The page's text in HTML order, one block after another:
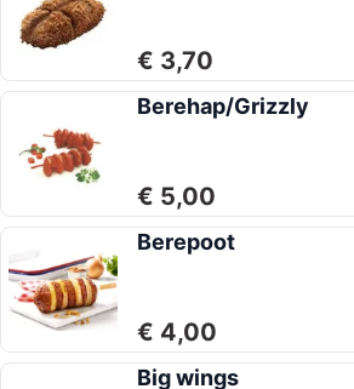
€ 3,70
Berehap/Grizzly
€ 5,00
Berepoot
€ 4,00
Big wings